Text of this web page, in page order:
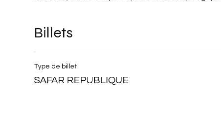
Billets
Type de billet
SAFAR REPUBLIQUE